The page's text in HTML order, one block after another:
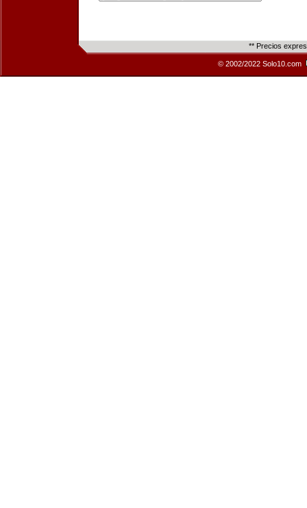
** Precios
© 2002/2022 Solo10.com